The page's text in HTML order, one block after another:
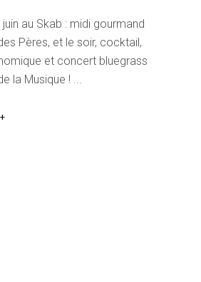
au Skab : midi gourmand
Pères, et le soir, cocktail,
et concert bluegrass
la Musique !